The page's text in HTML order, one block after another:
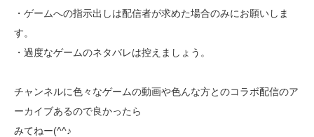
・ゲームへの指示出しは配信者が求めた場合のみにお願いしま
す。
・過度なゲームのネタバレは控えましょう。
チャンネルに色々なゲームの動画や色んな方とのコラボ配信のア
ーカイブあるので良かったら
みてねー(^^♪